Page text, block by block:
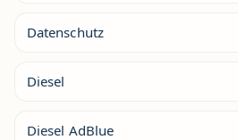
Datenschutz
Diesel
Diesel AdBlue